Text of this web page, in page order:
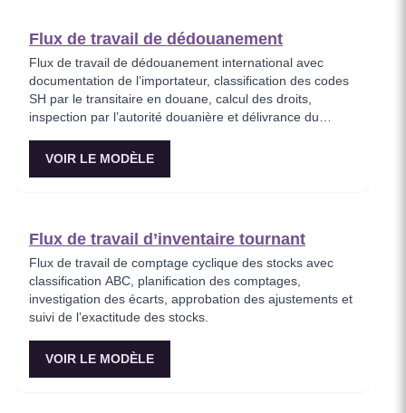
Flux de travail de dédouanement
Flux de travail de dédouanement international avec
documentation de l’importateur, classification des codes
SH par le transitaire en douane, calcul des droits,
inspection par l’autorité douanière et délivrance du
VOIR LE MODÈLE
Flux de travail d’inventaire tournant
Flux de travail de comptage cyclique des stocks avec
classification ABC, planification des comptages,
investigation des écarts, approbation des ajustements et
suivi de l’exactitude des stocks.
VOIR LE MODÈLE